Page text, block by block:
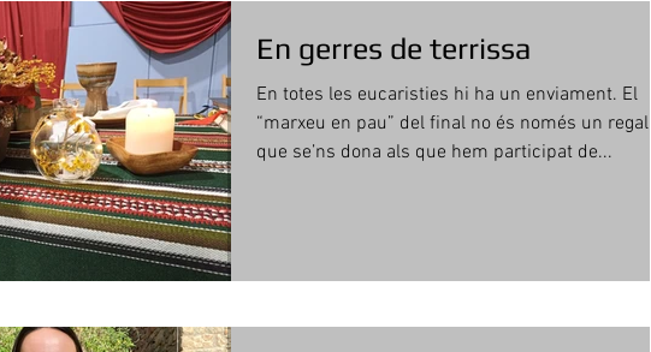
En gerres de terrissa
En totes les eucaristies hi ha un enviament. El
“marxeu en pau” del final no és només un regal
que se’ns dona als que hem participat de...